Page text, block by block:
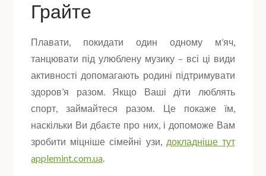
Грайте
Плавати, покидати один одному м’яч,
танцювати під улюблену музику – всі ці види
активності допомагають родині підтримувати
здоров’я разом. Якщо Ваші діти люблять
спорт, займайтеся разом. Це покаже їм,
наскільки Ви дбаєте про них, і допоможе Вам
зробити міцніше сімейні узи, докладніше тут
applemint.com.ua